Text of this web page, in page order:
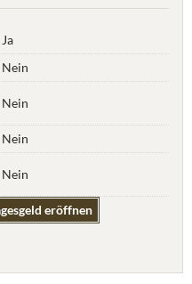
Ja
Nein
Nein
Nein
Nein
eröffnen